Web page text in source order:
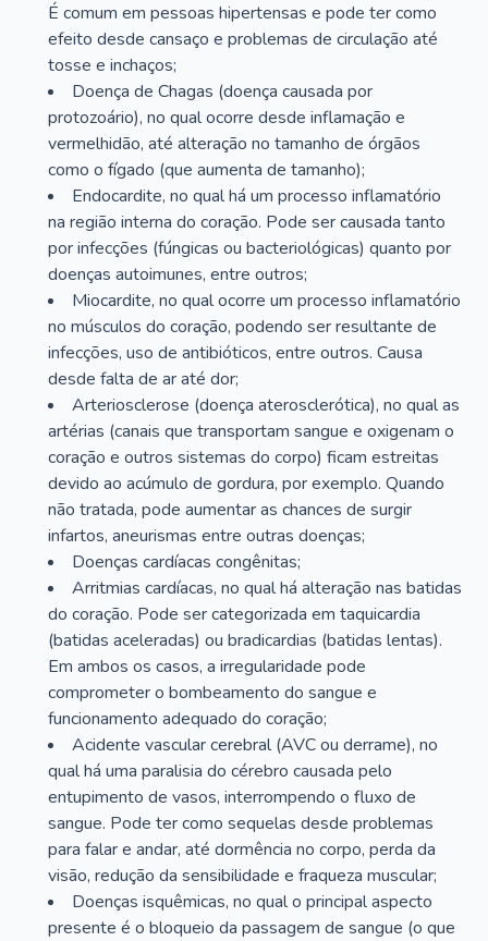
É comum em pessoas hipertensas e pode ter como
efeito desde cansaço e problemas de circulação até
tosse e inchaços;
Doença de Chagas (doença causada por
protozoário), no qual ocorre desde inflamação e
vermelhidão, até alteração no tamanho de órgãos
como o fígado (que aumenta de tamanho);
Endocardite, no qual há um processo inflamatório
na região interna do coração. Pode ser causada tanto
por infecções (fúngicas ou bacteriológicas) quanto por
doenças autoimunes, entre outros;
Miocardite, no qual ocorre um processo inflamatório
no músculos do coração, podendo ser resultante de
infecções, uso de antibióticos, entre outros. Causa
desde falta de ar até dor;
Arteriosclerose (doença aterosclerótica), no qual as
artérias (canais que transportam sangue e oxigenam o
coração e outros sistemas do corpo) ficam estreitas
devido ao acúmulo de gordura, por exemplo. Quando
não tratada, pode aumentar as chances de surgir
infartos, aneurismas entre outras doenças;
Doenças cardíacas congênitas;
Arritmias cardíacas, no qual há alteração nas batidas
do coração. Pode ser categorizada em taquicardia
(batidas aceleradas) ou bradicardias (batidas lentas).
Em ambos os casos, a irregularidade pode
comprometer o bombeamento do sangue e
funcionamento adequado do coração;
Acidente vascular cerebral (AVC ou derrame), no
qual há uma paralisia do cérebro causada pelo
entupimento de vasos, interrompendo o fluxo de
sangue. Pode ter como sequelas desde problemas
para falar e andar, até dormência no corpo, perda da
visão, redução da sensibilidade e fraqueza muscular;
Doenças isquêmicas, no qual o principal aspecto
presente é o bloqueio da passagem de sangue (o que